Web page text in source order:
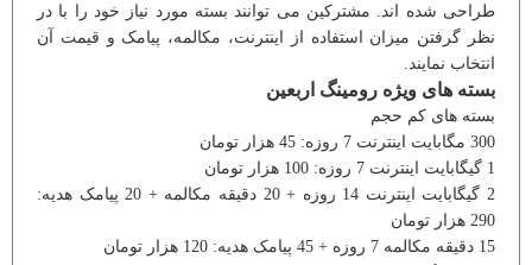
طراحی شده اند. مشترکین می توانند بسته مورد نیاز خود را با در
نظر گرفتن میزان استفاده از اینترنت، مکالمه، پیامک و قیمت آن
انتخاب نمایند.
بسته های ویژه رومینگ اربعین
بسته های کم حجم
300 مگابایت اینترنت 7 روزه: 45 هزار تومان
1 گیگابایت اینترنت 7 روزه: 100 هزار تومان
2 گیگابایت اینترنت 14 روزه + 20 دقیقه مکالمه + 20 پیامک هدیه:
290 هزار تومان
15 دقیقه مکالمه 7 روزه + 45 پیامک هدیه: 120 هزار تومان